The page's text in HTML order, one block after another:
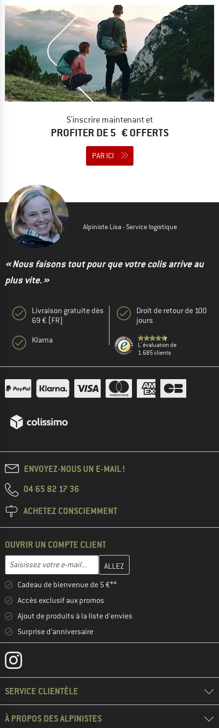
S'inscrire maintenant et
PROFITER DE 5 € OFFERTS
PAR ICI
Alpiniste Lisa - Service logistique
« Nous faisons tout pour que votre colis arrive au
plus vite. »
Livraison gratuite dès
69 € (FR)
Klarna
Droit de retour de 100
jours
L' évaluation de
1.685 clients
ENVOYEZ-NOUS UN E-MAIL !
04 65 82 17 36
ACHETEZ CONSCIEMMENT
OUVRIR UN COMPTE CLIENT
Adresse e-mail
Entrez votre adresse e-mail ici et créez votre compte client à la
Cadeau de bienvenue de 5 €**
Accès exclusif aux promos
Ajout de produits à la liste d'envies
Surprise d'anniversaire
SERVICE CLIENTÈLE
À PROPOS DES ALPINISTES